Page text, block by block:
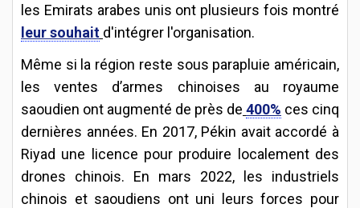
les Emirats arabes unis ont plusieurs fois montré
leur souhait d'intégrer l'organisation.
Même si la région reste sous parapluie américain,
les ventes d’armes chinoises au royaume
saoudien ont augmenté de près de 400% ces cinq
dernières années. En 2017, Pékin avait accordé à
Riyad une licence pour produire localement des
drones chinois. En mars 2022, les industriels
chinois et saoudiens ont uni leurs forces pour